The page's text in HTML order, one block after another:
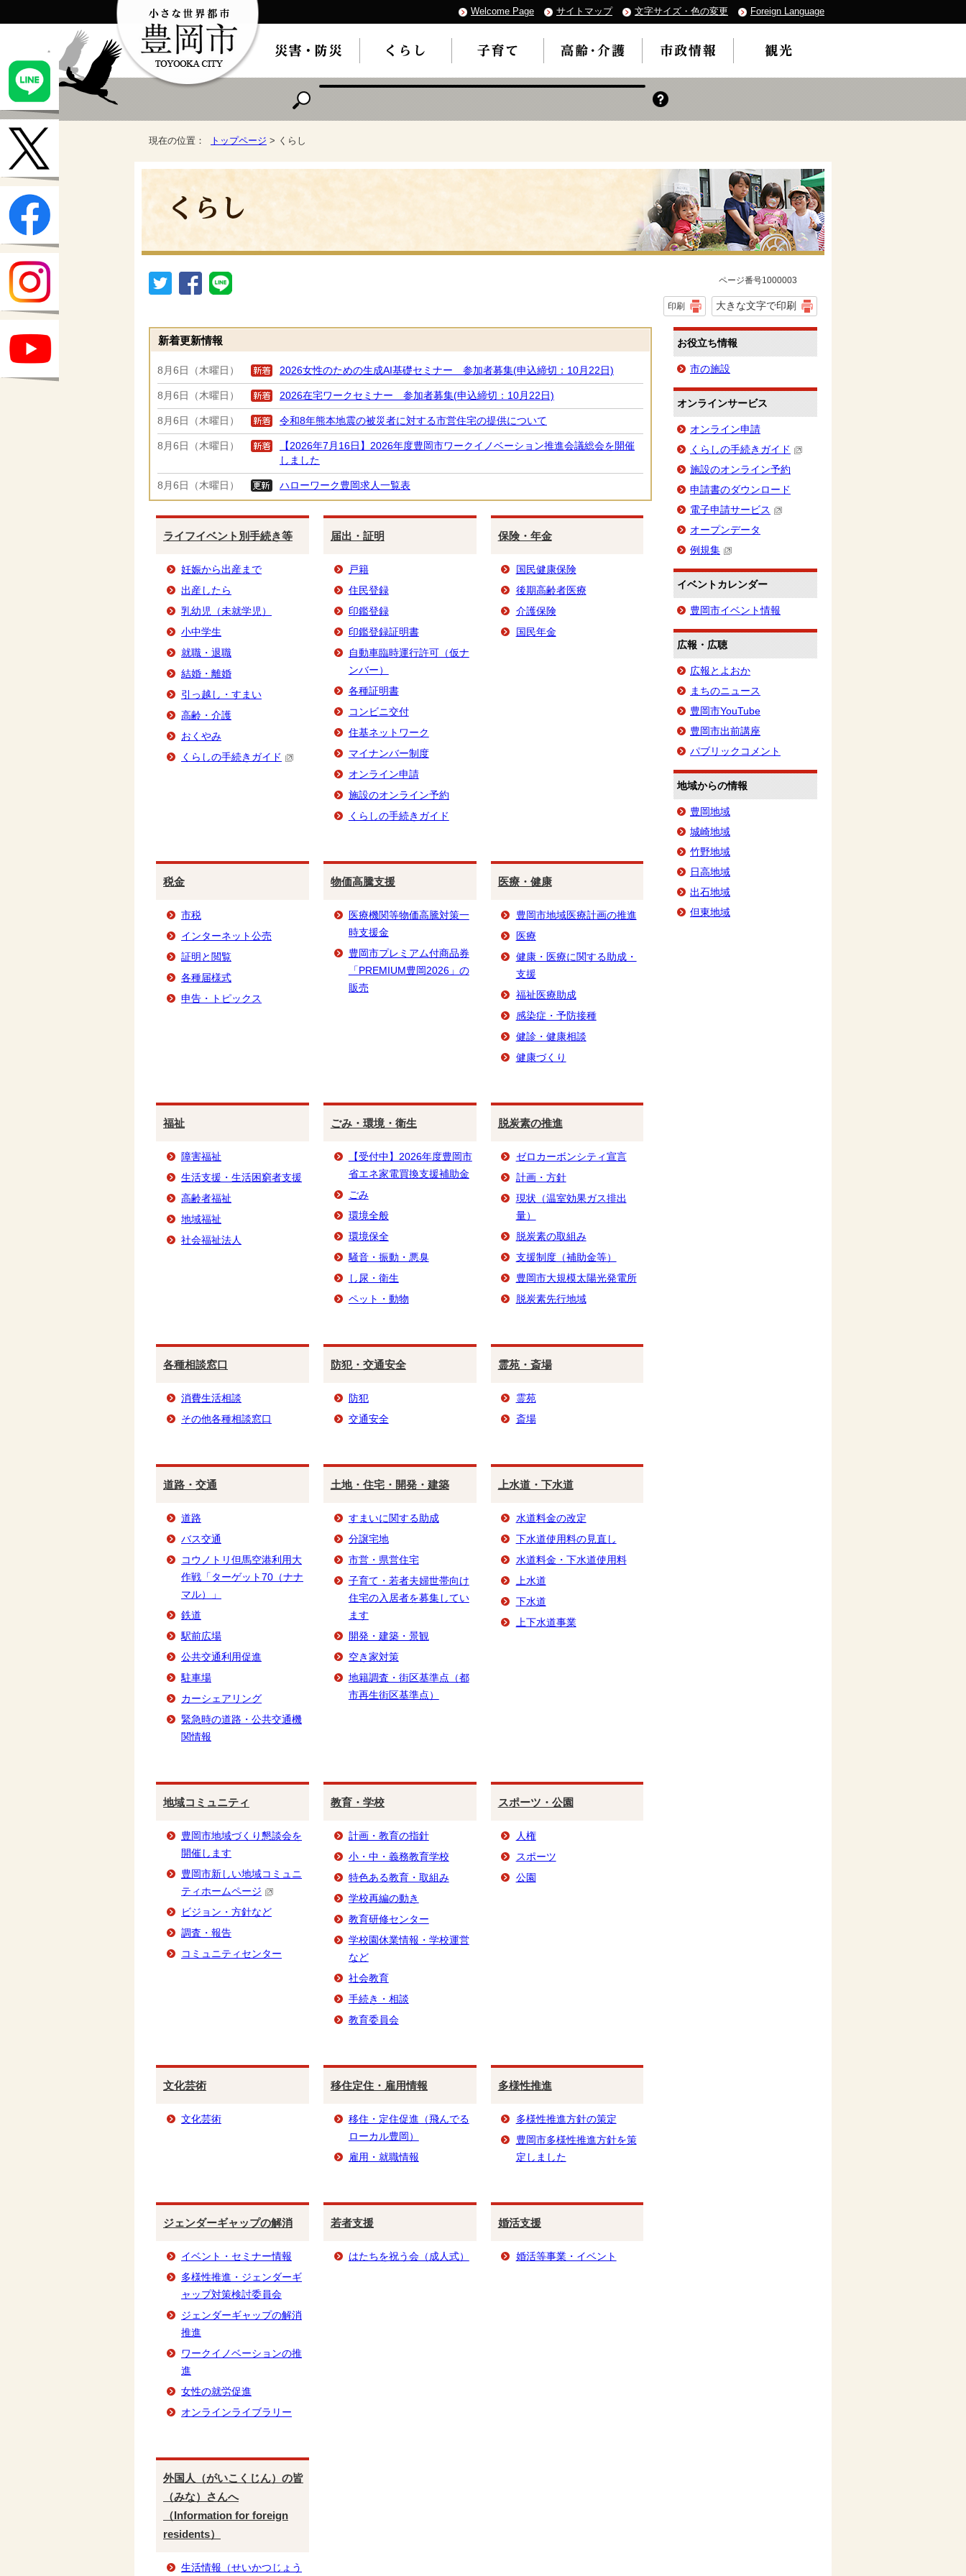
Welcome Page サイトマップ 文字サイズ・色の変更 Foreign Language
現在の位置： トップページ > くらし
ページ番号1000003
印刷 大きな文字で印刷
新着更新情報
8月6日（木曜日） 2026女性のための生成AI基礎セミナー 参加者募集(申込締切：10月22日)
8月6日（木曜日） 2026在宅ワークセミナー 参加者募集(申込締切：10月22日)
8月6日（木曜日） 令和8年熊本地震の被災者に対する市営住宅の提供について
8月6日（木曜日）
【2026年7月16日】2026年度豊岡市ワークイノベーション推進会議総会を開催
しました
8月6日（木曜日） ハローワーク豊岡求人一覧表
ライフイベント別手続き等
妊娠から出産まで
出産したら
乳幼児（未就学児）
小中学生
就職・退職
結婚・離婚
引っ越し・すまい
高齢・介護
おくやみ
くらしの手続きガイド
届出・証明
戸籍
住民登録
印鑑登録
印鑑登録証明書
自動車臨時運行許可（仮ナ
ンバー）
各種証明書
コンビニ交付
住基ネットワーク
マイナンバー制度
オンライン申請
施設のオンライン予約
くらしの手続きガイド
保険・年金
国民健康保険
後期高齢者医療
介護保険
国民年金
税金
市税
インターネット公売
証明と閲覧
各種届様式
申告・トピックス
物価高騰支援
医療機関等物価高騰対策一
時支援金
豊岡市プレミアム付商品券
「PREMIUM豊岡2026」の
販売
医療・健康
豊岡市地域医療計画の推進
医療
健康・医療に関する助成・
支援
福祉医療助成
感染症・予防接種
健診・健康相談
健康づくり
福祉
障害福祉
生活支援・生活困窮者支援
高齢者福祉
地域福祉
社会福祉法人
ごみ・環境・衛生
【受付中】2026年度豊岡市
省エネ家電買換支援補助金
ごみ
環境全般
環境保全
騒音・振動・悪臭
し尿・衛生
ペット・動物
脱炭素の推進
ゼロカーボンシティ宣言
計画・方針
現状（温室効果ガス排出
量）
脱炭素の取組み
支援制度（補助金等）
豊岡市大規模太陽光発電所
脱炭素先行地域
各種相談窓口
消費生活相談
その他各種相談窓口
防犯・交通安全
防犯
交通安全
霊苑・斎場
霊苑
斎場
道路・交通
道路
バス交通
コウノトリ但馬空港利用大
作戦「ターゲット70（ナナ
マル）」
鉄道
駅前広場
公共交通利用促進
駐車場
カーシェアリング
緊急時の道路・公共交通機
関情報
土地・住宅・開発・建築
すまいに関する助成
分譲宅地
市営・県営住宅
子育て・若者夫婦世帯向け
住宅の入居者を募集してい
ます
開発・建築・景観
空き家対策
地籍調査・街区基準点（都
市再生街区基準点）
上水道・下水道
水道料金の改定
下水道使用料の見直し
水道料金・下水道使用料
上水道
下水道
上下水道事業
地域コミュニティ
豊岡市地域づくり懇談会を
開催します
豊岡市新しい地域コミュニ
ティホームページ
ビジョン・方針など
調査・報告
コミュニティセンター
教育・学校
計画・教育の指針
小・中・義務教育学校
特色ある教育・取組み
学校再編の動き
教育研修センター
学校園休業情報・学校運営
など
社会教育
手続き・相談
教育委員会
スポーツ・公園
人権
スポーツ
公園
文化芸術
文化芸術
移住定住・雇用情報
移住・定住促進（飛んでる
ローカル豊岡）
雇用・就職情報
多様性推進
多様性推進方針の策定
豊岡市多様性推進方針を策
定しました
ジェンダーギャップの解消
イベント・セミナー情報
多様性推進・ジェンダーギ
ャップ対策検討委員会
ジェンダーギャップの解消
推進
ワークイノベーションの推
進
女性の就労促進
オンラインライブラリー
若者支援
はたちを祝う会（成人式）
婚活支援
婚活等事業・イベント
外国人（がいこくじん）の皆
（みな）さんへ
（Information for foreign
residents）
生活情報（せいかつじょう
お役立ち情報
市の施設
オンラインサービス
オンライン申請
くらしの手続きガイド
施設のオンライン予約
申請書のダウンロード
電子申請サービス
オープンデータ
例規集
イベントカレンダー
豊岡市イベント情報
広報・広聴
広報とよおか
まちのニュース
豊岡市YouTube
豊岡市出前講座
パブリックコメント
地域からの情報
豊岡地域
城崎地域
竹野地域
日高地域
出石地域
但東地域